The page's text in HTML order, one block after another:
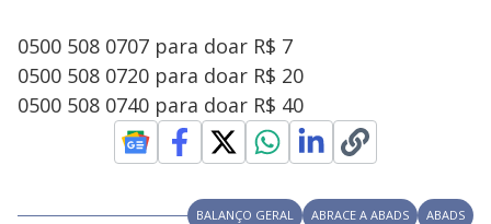
0500 508 0707 para doar R$ 7
0500 508 0720 para doar R$ 20
0500 508 0740 para doar R$ 40
BALANÇO GERAL ABRACE A ABADS ABADS